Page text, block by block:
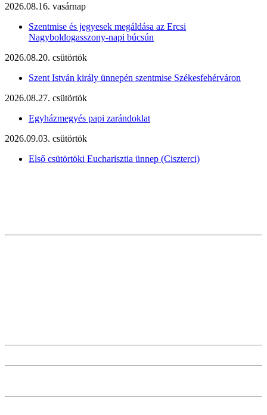
2026.08.16. vasárnap
Szentmise és jegyesek megáldása az Ercsi
Nagyboldogasszony-napi búcsún
2026.08.20. csütörtök
Szent István király ünnepén szentmise Székesfehérváron
2026.08.27. csütörtök
Egyházmegyés papi zarándoklat
2026.09.03. csütörtök
Első csütörtöki Eucharisztia ünnep (Ciszterci)